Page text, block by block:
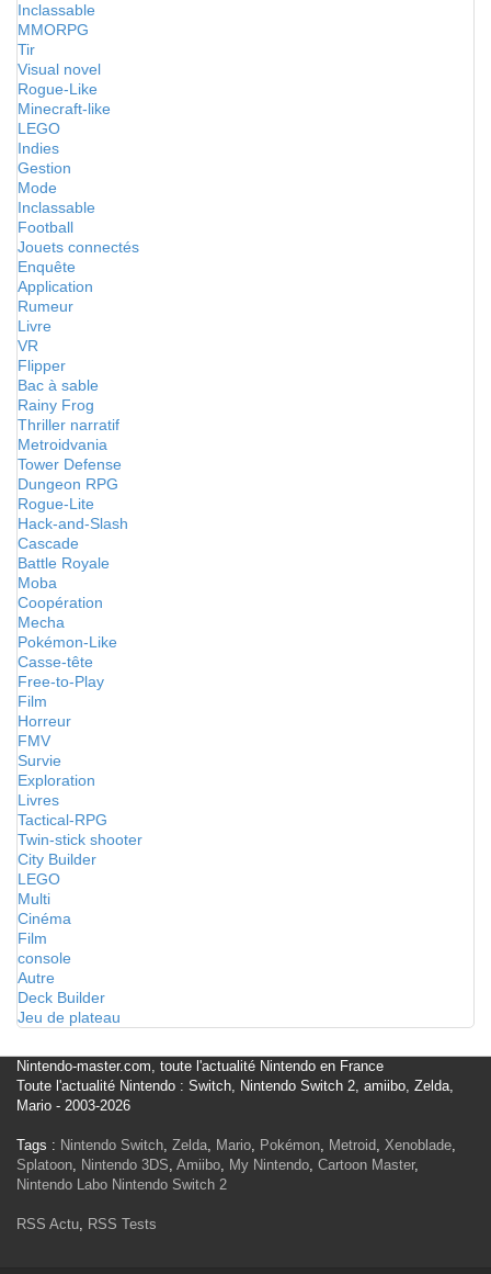
Inclassable
MMORPG
Tir
Visual novel
Rogue-Like
Minecraft-like
LEGO
Indies
Gestion
Mode
Inclassable
Football
Jouets connectés
Enquête
Application
Rumeur
Livre
VR
Flipper
Bac à sable
Rainy Frog
Thriller narratif
Metroidvania
Tower Defense
Dungeon RPG
Rogue-Lite
Hack-and-Slash
Cascade
Battle Royale
Moba
Coopération
Mecha
Pokémon-Like
Casse-tête
Free-to-Play
Film
Horreur
FMV
Survie
Exploration
Livres
Tactical-RPG
Twin-stick shooter
City Builder
LEGO
Multi
Cinéma
Film
console
Autre
Deck Builder
Jeu de plateau
Nintendo-master.com, toute l'actualité Nintendo en France
Toute l'actualité Nintendo : Switch, Nintendo Switch 2, amiibo, Zelda,
Mario - 2003-2026
Tags : Nintendo Switch, Zelda, Mario, Pokémon, Metroid, Xenoblade,
Splatoon, Nintendo 3DS, Amiibo, My Nintendo, Cartoon Master,
Nintendo Labo Nintendo Switch 2
RSS Actu, RSS Tests